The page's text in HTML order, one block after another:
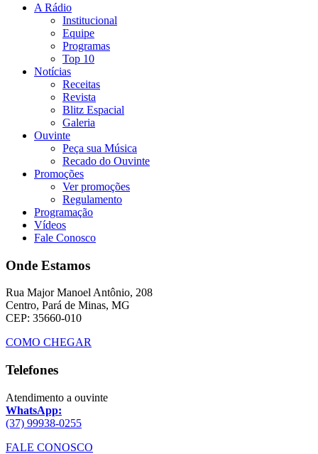
A Rádio
Institucional
Equipe
Programas
Top 10
Notícias
Receitas
Revista
Blitz Espacial
Galeria
Ouvinte
Peça sua Música
Recado do Ouvinte
Promoções
Ver promoções
Regulamento
Programação
Vídeos
Fale Conosco
Onde Estamos
Rua Major Manoel Antônio, 208
Centro, Pará de Minas, MG
CEP: 35660-010
COMO CHEGAR
Telefones
Atendimento a ouvinte
WhatsApp:
(37) 99938-0255
FALE CONOSCO